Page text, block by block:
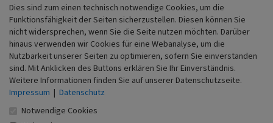
Zudem sind die im Zuge des Strukturwandels
umgewidmeten Flächen, z.B. der Hüttenkokerei (heute
IKEA) erkennbar. Die renaturierte Alte Emscher
repräsentiert den ursprünglichen Verlauf dieses Flusses
vor seiner industriebedingten Mündungsverlagerung bis in
den Süden von Dinslaken und gibt Zeugnis von den
ökologischen Problemen. Die historische und
technikgeschichtliche Bedeutung des Werks, das stets zu
Dies sind zum einen technisch notwendige Cookies, um die
Funktionsfähigkeit der Seiten sicherzustellen. Diesen können Sie
nicht widersprechen, wenn Sie die Seite nutzen möchten. Darüber
hinaus verwenden wir Cookies für eine Webanalyse, um die
Nutzbarkeit unserer Seiten zu optimieren, sofern Sie einverstanden
sind. Mit Anklicken des Buttons erklären Sie Ihr Einverständnis.
Weitere Informationen finden Sie auf unserer Datenschutzseite.
Impressum | Datenschutz
Notwendige Cookies